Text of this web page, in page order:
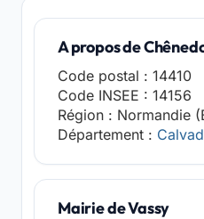
A propos de
Code postal : 14410
Code INSEE : 14156
Région : Normandie
Département :
Mairie de Vassy